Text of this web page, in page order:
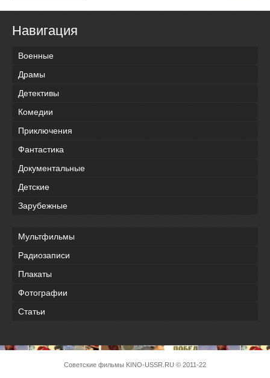
Навигация
Военные
Драмы
Детективы
Комедии
Приключения
Фантастика
Документальные
Детские
Зарубежные
Мультфильмы
Радиозаписи
Плакаты
Фотографии
Статьи
Советские фильмы KINO-USSR.RU © 2011-22